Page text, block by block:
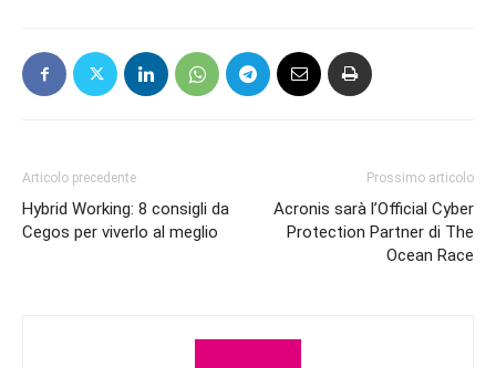
Articolo precedente
Hybrid Working: 8 consigli da
Cegos per viverlo al meglio
Prossimo articolo
Acronis sarà l’Official Cyber
Protection Partner di The
Ocean Race